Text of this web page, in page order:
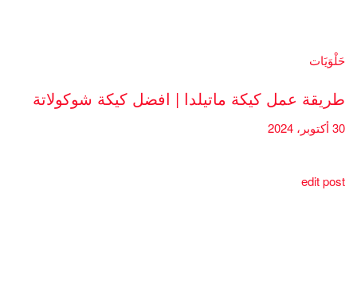
حَلْوَيَات
طريقة عمل كيكة ماتيلدا | افضل كيكة شوكولاتة
30 أكتوبر، 2024
edit post